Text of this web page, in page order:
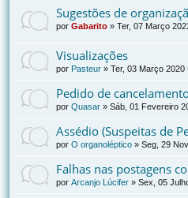
Sugestões de
por Gabarito » Ter, 07 Março
Visualizações
por Pasteur » Ter, 03 Março 2020
Pedido de
por Quasar » Sáb, 01 Fevereiro
Assédio (Suspeitas de
por O organoléptico » Seg, 29
Falhas nas postagens
por Arcanjo Lúcifer » Sex, 05